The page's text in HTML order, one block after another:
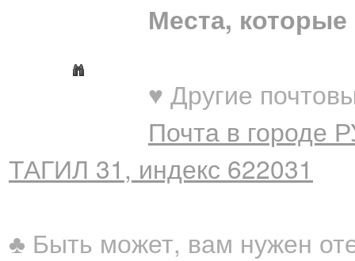
Места, которые
♥ Другие
Почта в городе
ТАГИЛ 31, индекс 622031
♣ Быть может, вам нужен